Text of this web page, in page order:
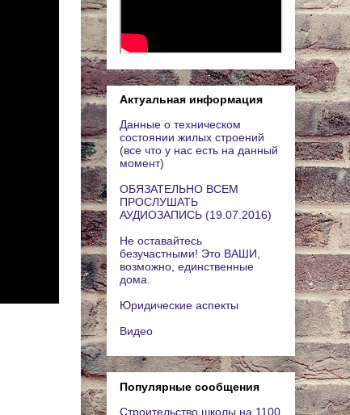
Актуальная информация
Данные о техническом
состоянии жилых строений
(все что у нас есть на данный
момент)
ОБЯЗАТЕЛЬНО ВСЕМ
ПРОСЛУШАТЬ
АУДИОЗАПИСЬ (19.07.2016)
Не оставайтесь
безучастными! Это ВАШИ,
возможно, единственные
дома.
Юридические аспекты
Видео
Популярные сообщения
Строительство школы на 1100